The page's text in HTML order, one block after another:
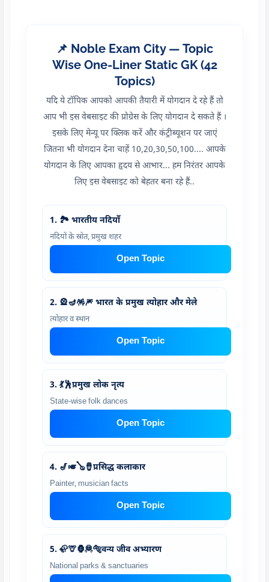
📌 Noble Exam City — Topic
Wise One-Liner Static GK (42
Topics)
यदि ये टॉपिक आपको आपकी तैयारी में योगदान दे रहे हैं तो
आप भी इस वेबसाइट की प्रोग्रेस के लिए योगदान दे सकते हैं ।
इसके लिए मेन्यू पर क्लिक करें और कंट्रीब्यूशन पर जाएं
जितना भी योगदान देना चाहें 10,20,30,50,100.... आपके
योगदान के लिए आपका हृदय से आभार... हम निरंतर आपके
लिए इस वेबसाइट को बेहतर बना रहे हैं..
1. 🏞️ भारतीय नदियाँ
नदियों के स्रोत, प्रमुख शहर
Open Topic
2. 🎡🪔🪅🎆 भारत के प्रमुख त्योहार और मेले
त्योहार व स्थान
Open Topic
3. 💃🕺प्रमुख लोक नृत्य
State-wise folk dances
Open Topic
4. 🎷🎺🪕🪘प्रसिद्ध कलाकार
Painter, musician facts
Open Topic
5. 🦣🦒🦍🦧🐅वन्य जीव अभ्यारण
National parks & sanctuaries